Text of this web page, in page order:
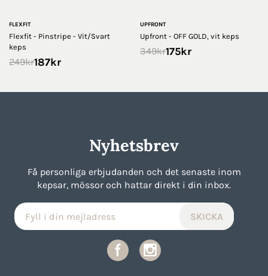
FLEXFIT
Flexfit - Pinstripe - Vit/Svart
keps
249kr187kr
UPFRONT
Upfront - OFF GOLD, vit keps
349kr175kr
Nyhetsbrev
Få personliga erbjudanden och det senaste inom
kepsar, mössor och hattar direkt i din inbox.